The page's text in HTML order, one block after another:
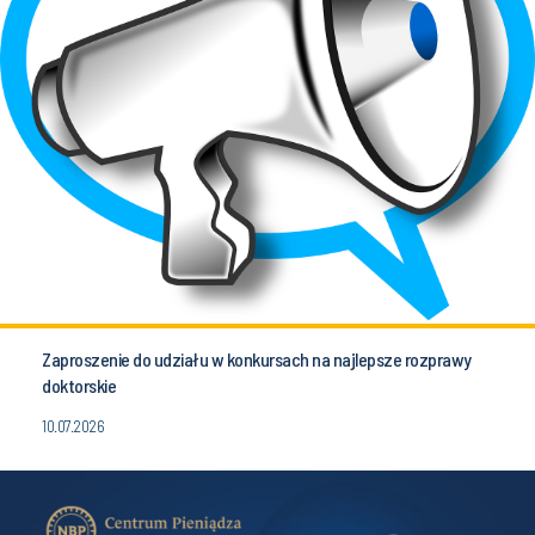
Zaproszenie do udziału w konkursach na najlepsze rozprawy
doktorskie
10.07.2026